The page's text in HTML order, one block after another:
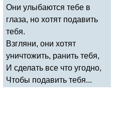
Они улыбаются тебе в
глаза, но хотят подавить
тебя.
Взгляни, они хотят
уничтожить, ранить тебя,
И сделать все что угодно,
Чтобы подавить тебя...